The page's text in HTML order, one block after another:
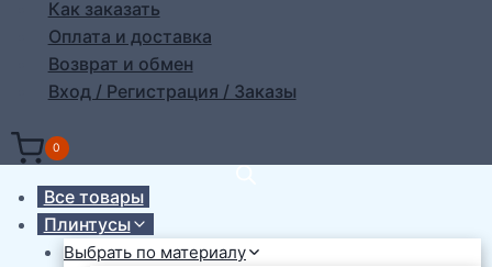
Как заказать
Оплата и доставка
Возврат и обмен
Вход / Регистрация / Заказы
0
Все товары
Плинтусы
Выбрать по материалу